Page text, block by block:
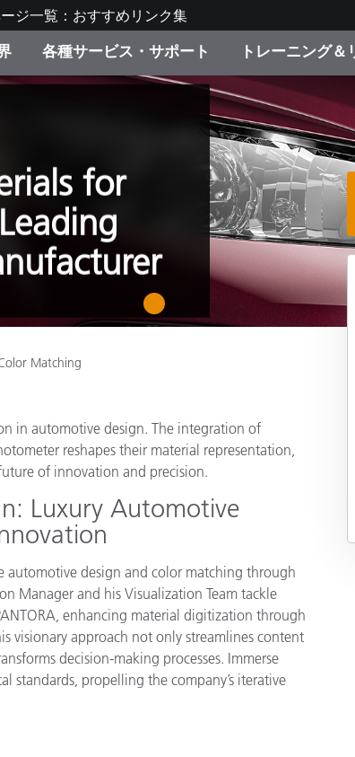
ジ一覧：おすすめリンク集
生産終了製品：アップ
ド製品を検索
キャンペーン
機材貸出サービス（無
ディスプレイメーカー
ンターメーカー対象
リューション
消費者向け製品パッケ
食品の測色
製紙業
建築基材
耐久消費財
各種サービス・サポート
弊社へのお問い合わせ
トレーニング＆
センター
X-Riteラーニングセンタ
製品リスト（旧製品も
その他のリソース
for
1
Matching
in automotive design. The integration of
reshapes their material representation,
of innovation and precision.
Luxury Automotive
automotive design and color matching through
Manager and his Visualization Team tackle
enhancing material digitization through
visionary approach not only streamlines content
decision-making processes. Immerse
propelling the company’s iterative